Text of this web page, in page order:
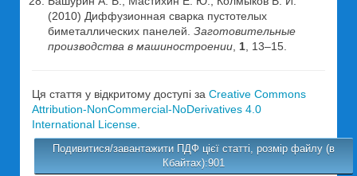
(2010) Диффузионная сварка пустотелых
биметаллических панелей. Заготовительные
производства в машиностроении 1 , 13–15.
Ця стаття у відкритому доступі за Creative Commons
Attribution-NonCommercial-NoDerivatives 4.0
International License
Подивитися/завантажити ПДФ цієї статті, розмір файлу (в
Кбайтах):901